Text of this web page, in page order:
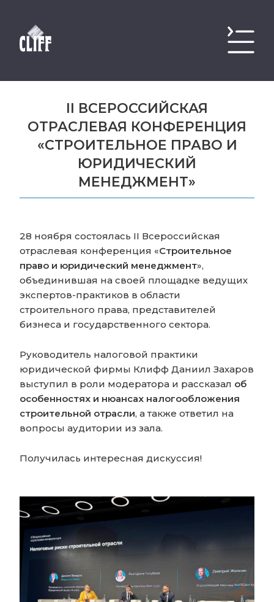
II ВСЕРОССИЙСКАЯ
ОТРАСЛЕВАЯ КОНФЕРЕНЦИЯ
«СТРОИТЕЛЬНОЕ ПРАВО И
ЮРИДИЧЕСКИЙ
МЕНЕДЖМЕНТ»
28 ноября состоялась II Всероссийская
отраслевая конференция «Строительное
право и юридический менеджмент»,
объединившая на своей площадке ведущих
экспертов-практиков в области
строительного права, представителей
бизнеса и государственного сектора.
Руководитель налоговой практики
юридической фирмы Клифф Даниил Захаров
выступил в роли модератора и рассказал об
особенностях и нюансах налогообложения
строительной отрасли, а также ответил на
вопросы аудитории из зала.
Получилась интересная дискуссия!